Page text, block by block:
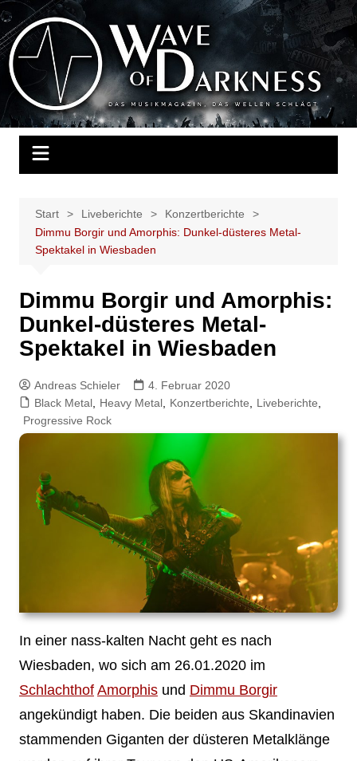
Zum
Inhalt
springen
Wave of Darkness
Das Musikmagazin, das Wellen schlägt. Konzerte, Festivals, Events,
Fotos, Termine, Interviews, Berichte, Musik
Start Liveberichte
Konzertberichte
Dimmu Borgir und Amorphis: Dunkel-düsteres Metal-
Spektakel in Wiesbaden
Dimmu Borgir und Amorphis:
Dunkel-düsteres Metal-
Spektakel in Wiesbaden
Andreas Schieler
4. Februar 2020
Black Metal, Heavy Metal, Konzertberichte Liveberichte
Progressive Rock
In einer nass-kalten Nacht geht es nach
Wiesbaden, wo sich am 26.01.2020 im
Schlachthof Amorphisund Dimmu Borgir
angekündigt haben. Die beiden aus Skandinavien
stammenden Giganten der düsteren Metalklänge